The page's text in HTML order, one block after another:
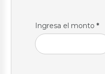
Ingresa el monto*